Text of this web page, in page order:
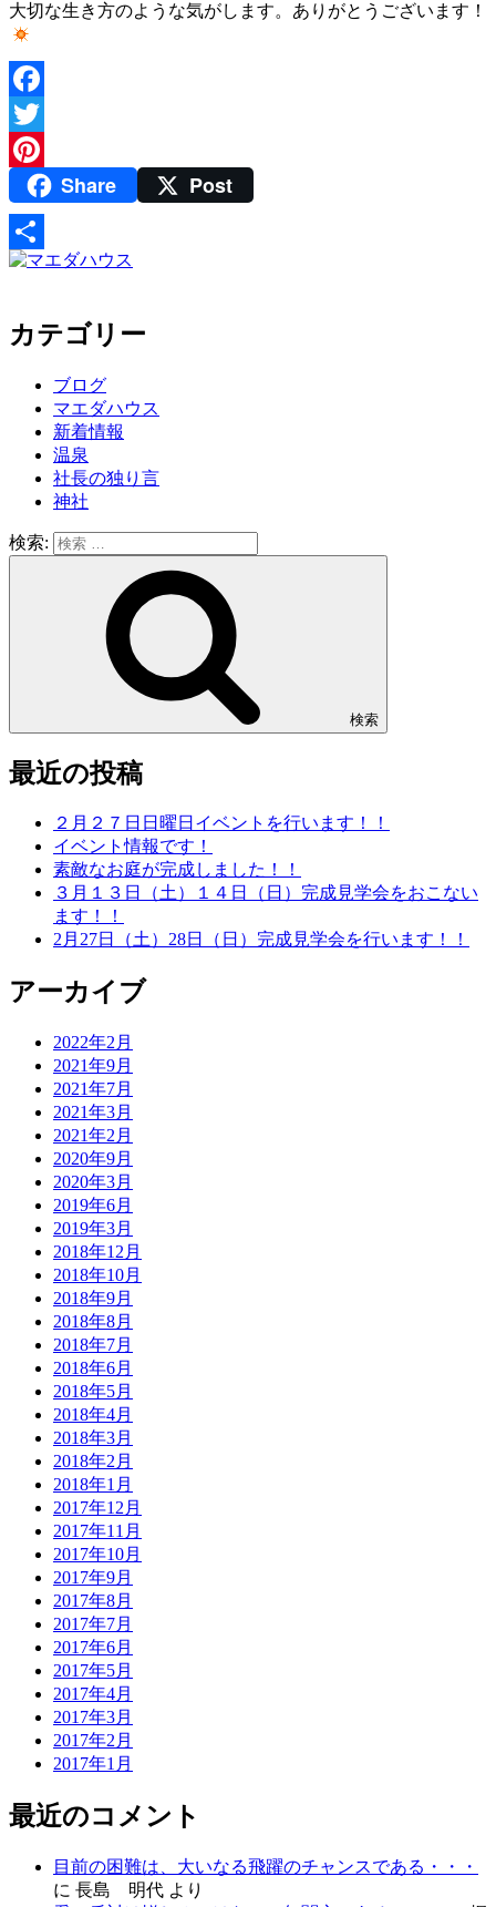
大切な生き方のような気がします。ありがとうございます！
Facebook
Twitter
PinterestShare Post
共
カテゴリー
ブログ
マエダハウス
新着情報
温泉
社長の独り言
神社
検索:
検索
最近の投稿
２月２７日日曜日イベントを行います！！
イベント情報です！
素敵なお庭が完成しました！！
３月１３日（土）１４日（日）完成見学会をおこない
ます！！
2月27日（土）28日（日）完成見学会を行います！！
アーカイブ
2022年2月
2021年9月
2021年7月
2021年3月
2021年2月
2020年9月
2020年3月
2019年6月
2019年3月
2018年12月
2018年10月
2018年9月
2018年8月
2018年7月
2018年6月
2018年5月
2018年4月
2018年3月
2018年2月
2018年1月
2017年12月
2017年11月
2017年10月
2017年9月
2017年8月
2017年7月
2017年6月
2017年5月
2017年4月
2017年3月
2017年2月
2017年1月
最近のコメント
目前の困難は、大いなる飛躍のチャンスである・・・
に 長島 明代 より